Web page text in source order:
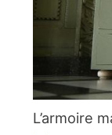
L’armoire